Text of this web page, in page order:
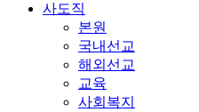
사도직
본원
국내선교
해외선교
교육
사회복지